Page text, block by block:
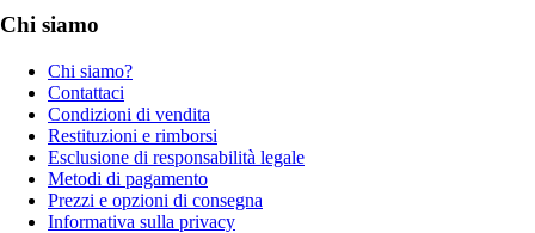
Chi siamo
Chi siamo?
Contattaci
Condizioni di vendita
Restituzioni e rimborsi
Esclusione di responsabilità legale
Metodi di pagamento
Prezzi e opzioni di consegna
Informativa sulla privacy